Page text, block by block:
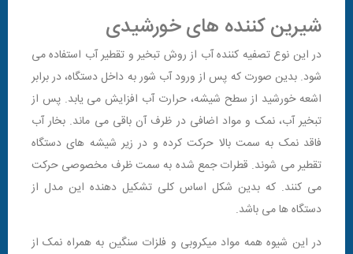
شیرین کننده های خورشیدی
در این نوع تصفیه کننده آب از روش تبخیر و تقطیر آب استفاده می
شود. بدین صورت که پس از ورود آب شور به داخل دستگاه، در برابر
اشعه خورشید از سطح شیشه، حرارت آب افزایش می یابد. پس از
تبخیر آب، نمک و مواد اضافی در ظرف آن باقی می ماند. بخار آب
فاقد نمک به سمت بالا حرکت کرده و در زیر شیشه های دستگاه
تقطیر می شوند. قطرات جمع شده به سمت ظرف مخصوصی حرکت
می کنند. که بدین شکل اساس کلی تشکیل دهنده این مدل از
دستگاه ها می باشد.
در این شیوه همه مواد میکروبی و فلزات سنگین به همراه نمک از